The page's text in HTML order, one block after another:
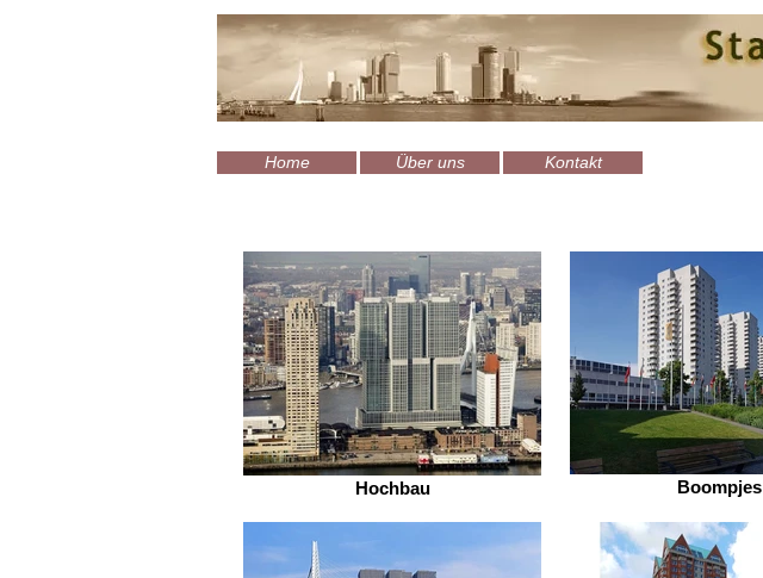
Home Über uns Kontakt
Hochbau Boompjes